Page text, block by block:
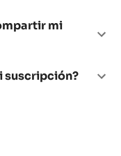
mi
suscripción?